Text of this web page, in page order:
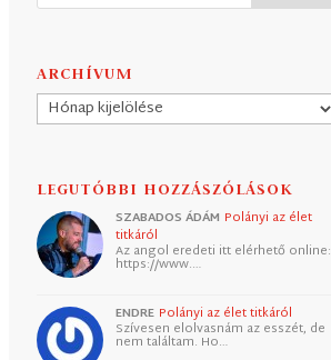
ARCHÍVUM
Archívum
LEGUTÓBBI HOZZÁSZÓLÁSOK
SZABADOS ÁDÁM Polányi az élet
titkáról
Az angol eredeti itt elérhető online:
https://www.…
ENDRE Polányi az élet titkáról
Szívesen elolvasnám az esszét, de
nem találtam. Ho…